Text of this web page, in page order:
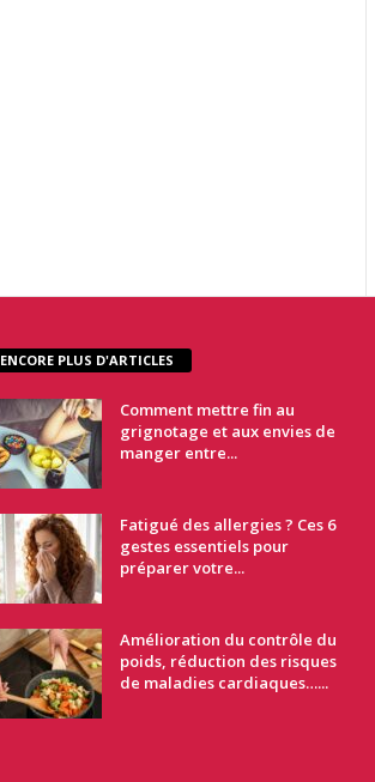
ENCORE PLUS D'ARTICLES
Comment mettre fin au
grignotage et aux envies de
manger entre...
Fatigué des allergies ? Ces 6
gestes essentiels pour
préparer votre...
Amélioration du contrôle du
poids, réduction des risques
de maladies cardiaques…...